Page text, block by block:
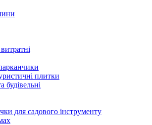
плитки
будівельні
для садового інструменту